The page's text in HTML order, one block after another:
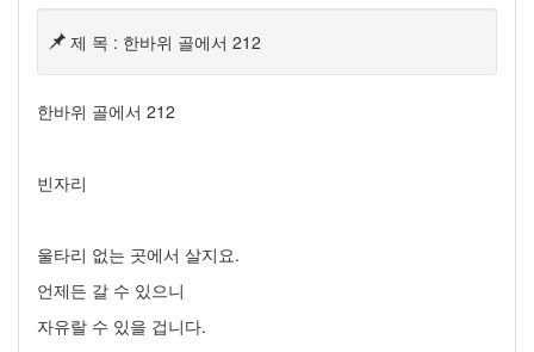
제 목 : 한바위 골에서 212
한바위 골에서 212
빈자리
울타리 없는 곳에서 살지요.
언제든 갈 수 있으니
자유랄 수 있을 겁니다.